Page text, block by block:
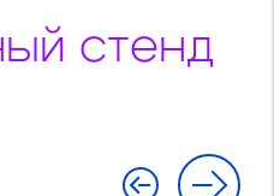
стенд